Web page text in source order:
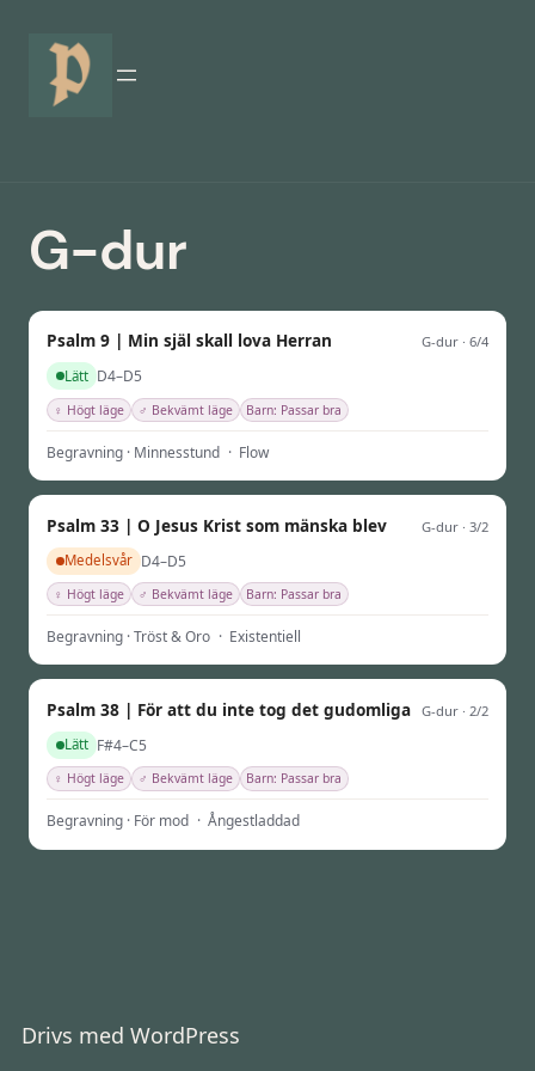
G-dur
Psalm 9 | Min själ skall lova Herran
G-dur · 6/4
Lätt D4–D5
♀ Högt läge ♂ Bekvämt läge Barn: Passar bra
Begravning · Minnesstund · Flow
Psalm 33 | O Jesus Krist som mänska blev
G-dur · 3/2
Medelsvår D4–D5
♀ Högt läge ♂ Bekvämt läge Barn: Passar bra
Begravning · Tröst & Oro · Existentiell
Psalm 38 | För att du inte tog det gudomliga G-dur · 2/2
Lätt F#4–C5
♀ Högt läge ♂ Bekvämt läge Barn: Passar bra
Begravning · För mod · Ångestladdad
Drivs med WordPress